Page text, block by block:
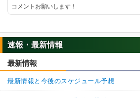
コメントお願いします！
速報・最新情報
最新情報
最新情報と今後のスケジュール予想